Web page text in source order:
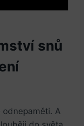
snů
​odnepaměti. A